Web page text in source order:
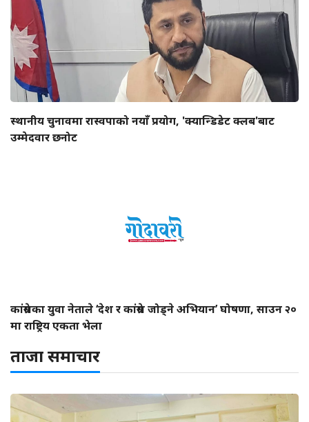
स्थानीय चुनावमा रास्वपाको नयाँ प्रयोग, 'क्यान्डिडेट क्लब'बाट
उम्मेदवार छनोट
कांग्रेसका युवा नेताले ‘देश र कांग्रेस जोड्ने अभियान’ घोषणा, साउन २०
मा राष्ट्रिय एकता भेला
ताजा समाचार